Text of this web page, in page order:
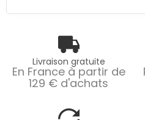
Livraison gratuite
En France à partir de
129 € d'achats